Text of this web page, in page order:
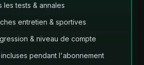
les tests & annales
entretien & sportives
& niveau de compte
pendant l'abonnement